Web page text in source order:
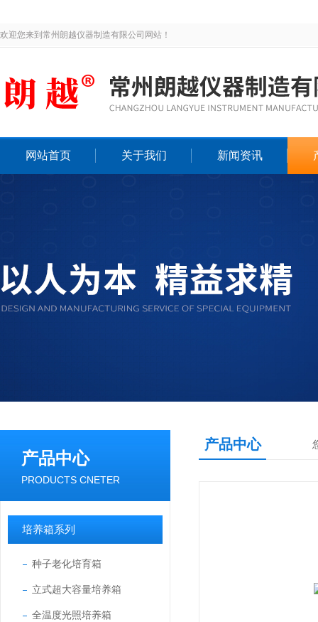
欢迎您来到常州朗越仪器制造有限公司网站！
网站首页 关于我们 新闻资讯
产品中心
PRODUCTS CNETER
培养箱系列
种子老化培育箱
立式超大容量培养箱
全温度光照培养箱
产品中心